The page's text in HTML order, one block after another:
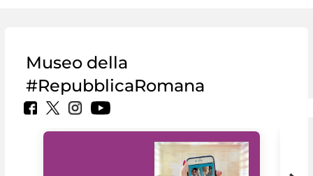
Museo della
#RepubblicaRomana